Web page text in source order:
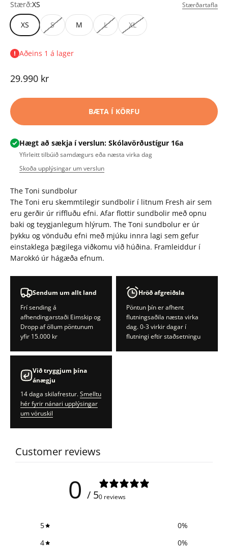
Stærð:XS Stærðartafla
XS S M L XL
Aðeins 1 á lager
Tilboðsverð
29.990 kr
BÆTA Í KÖRFU
Hægt að sækja í verslun: Skólavörðustígur 16a
Yfirleitt tilbúið samdægurs eða næsta virka dag
Skoða upplýsingar um verslun
The Toni sundbolur
The Toni eru skemmtilegir sundbolir í litnum Fresh air sem
eru gerðir úr riffluðu efni. Afar flottir sundbolir með opnu
baki og teygjanlegum hlýrum. The Toni sundbolur er úr
þykku og vönduðu efni með mjúku innra lagi sem gefur
einstaklega þægilega viðkomu við húðina. Framleiddur í
Marokkó úr hágæða efnum.
Sendum um allt land
Frí sending á
afhendingarstaði Eimskip og
Dropp af öllum pöntunum
yfir 15.000 kr
Hröð afgreiðsla
Pöntun þín er afhent
flutningsaðila næsta virka
dag. 0-3 virkir dagar í
flutningi eftir staðsetningu
Við tryggjum þína
ánægju
14 daga skilafrestur.Smelltu
hér fyrir nánari upplýsingar
um vöruskil
Customer reviews
0 / 50 reviews
5 0%
4
0%